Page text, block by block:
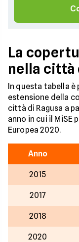
La
nella città
In questa tabella è
estensione della
città di Ragusa a
anno in cui il MiSE
Europea 2020.
Anno
2015
2017
2018
2020